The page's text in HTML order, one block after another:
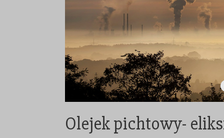
Olejek pichtowy-